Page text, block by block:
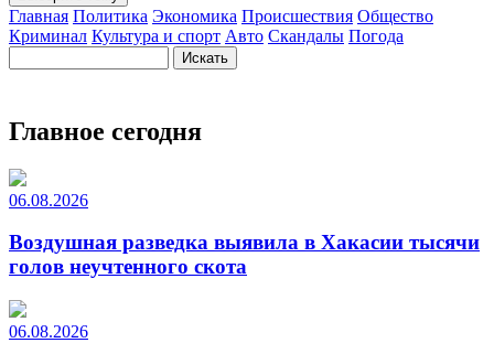
Главная Политика Экономика Происшествия Общество
Криминал Культура и спорт Авто Скандалы Погода
Главное сегодня
06.08.2026
Воздушная разведка выявила в Хакасии тысячи
голов неучтенного скота
06.08.2026